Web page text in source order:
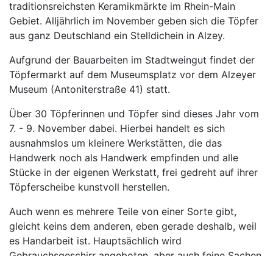
traditionsreichsten Keramikmärkte im Rhein-Main
Gebiet. Alljährlich im November geben sich die Töpfer
aus ganz Deutschland ein Stelldichein in Alzey.
Aufgrund der Bauarbeiten im Stadtweingut findet der
Töpfermarkt auf dem Museumsplatz vor dem Alzeyer
Museum (Antoniterstraße 41) statt.
Über 30 Töpferinnen und Töpfer sind dieses Jahr vom
7. - 9. November dabei. Hierbei handelt es sich
ausnahmslos um kleinere Werkstätten, die das
Handwerk noch als Handwerk empfinden und alle
Stücke in der eigenen Werkstatt, frei gedreht auf ihrer
Töpferscheibe kunstvoll herstellen.
Auch wenn es mehrere Teile von einer Sorte gibt,
gleicht keins dem anderen, eben gerade deshalb, weil
es Handarbeit ist. Hauptsächlich wird